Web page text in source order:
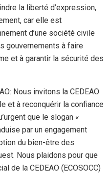
la liberté d’expression,
car elle est
d’une société civile
gouvernements à faire
et à garantir la sécurité des
Nous invitons la CEDEAO
et à reconquérir la confiance
que le slogan «
par un engagement
du bien-être des
Nous plaidons pour que
de la CEDEAO (ECOSOCC)